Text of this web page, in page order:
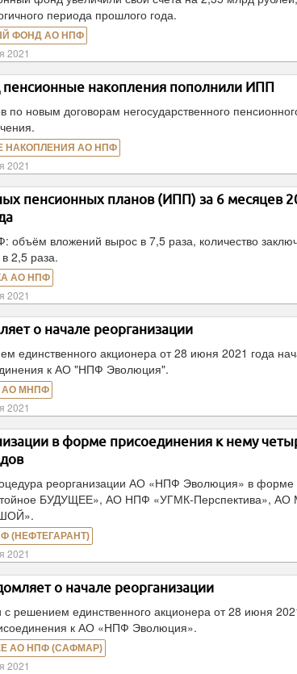
периода прошлого года.
ФОНД АО НПФ
2021
накопления пополнили ИПП
новым договорам негосударственного
НАКОПЛЕНИЯ АО НПФ
2021
пенсионных планов (ИПП) за 6 месяцев
вложений вырос в 7,5 раза, количество
2,5 раза.
АО НПФ
2021
о начале реорганизации
акционера от 28 июня 2021 года
к АО "НПФ Эволюция".
МНПФ
2021
в форме присоединения к нему
реорганизации АО «НПФ Эволюция» в форме
БУДУЩЕЕ», АО НПФ «УГМК-Перспектива»,
(НЕФТЕГАРАНТ)
2021
о начале реорганизации
единственного акционера от 28 июня
к АО «НПФ Эволюция».
АО НПФ (САФМАР)
2021